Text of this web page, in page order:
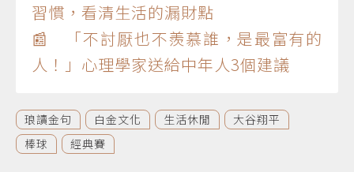
習慣，看清生活的漏財點
📰 「不討厭也不羨慕誰，是最富有的
人！」心理學家送給中年人3個建議
琅讀金句 白金文化 生活休閒
大谷翔平
棒球
經典賽